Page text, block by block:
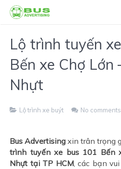
Lộ trình tuyến
Bến xe Chợ Lớn
Nhựt
Lộ trình xe buýt No comments
Bus Advertising xin trân trọng
trình tuyến xe bus 101 Bến
Nhựt tại TP HCM, các bạn